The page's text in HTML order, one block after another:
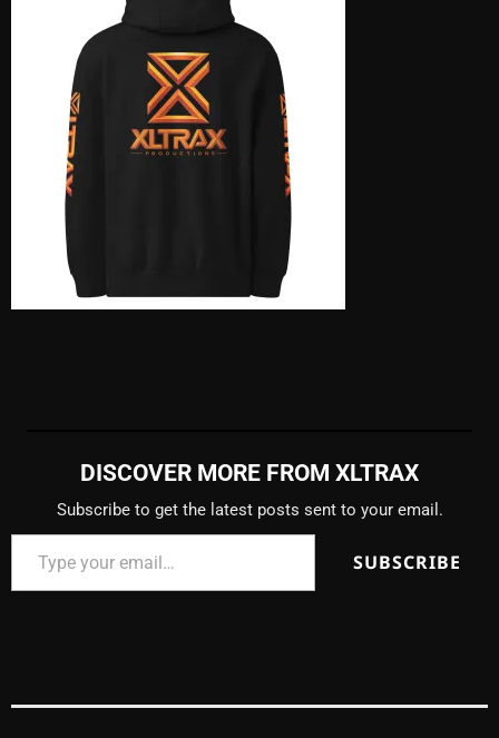
DISCOVER MORE FROM XLTRAX
Subscribe to get the latest posts sent to your email.
SUBSCRIBE